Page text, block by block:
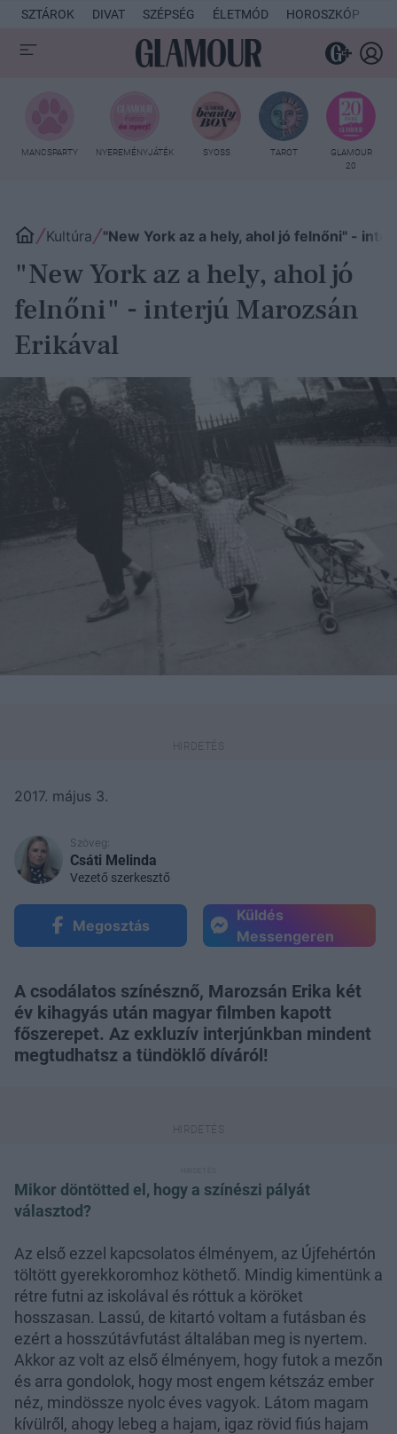
SZTÁROK DIVAT SZÉPSÉG ÉLETMÓD HOROSZKÓP
MANCSPARTY NYEREMÉNYJÁTÉK SYOSS TAROT
GLAMOUR
20
Kultúra "New York az a hely, ahol jó felnőni" -
"New York az a hely, ahol jó
felnőni" - interjú Marozsán
Erikával
2017. május 3.
Szöveg:
Csáti Melinda
Vezető szerkesztő
Megosztás
Küldés
Messengeren
A csodálatos színésznő, Marozsán Erika két
év kihagyás után magyar filmben kapott
főszerepet. Az exkluzív interjúnkban mindent
megtudhatsz a tündöklő díváról!
Mikor döntötted el, hogy a színészi pályát
választod?
Az első ezzel kapcsolatos élményem, az Újfehértón
töltött gyerekkoromhoz köthető. Mindig kimentünk a
rétre futni az iskolával és róttuk a köröket
hosszasan. Lassú, de kitartó voltam a futásban és
ezért a hosszútávfutást általában meg is nyertem.
Akkor az volt az első élményem, hogy futok a mezőn
és arra gondolok, hogy most engem kétszáz ember
néz, mindössze nyolc éves vagyok. Látom magam
kívülről, ahogy lebeg a hajam, igaz rövid fiús hajam